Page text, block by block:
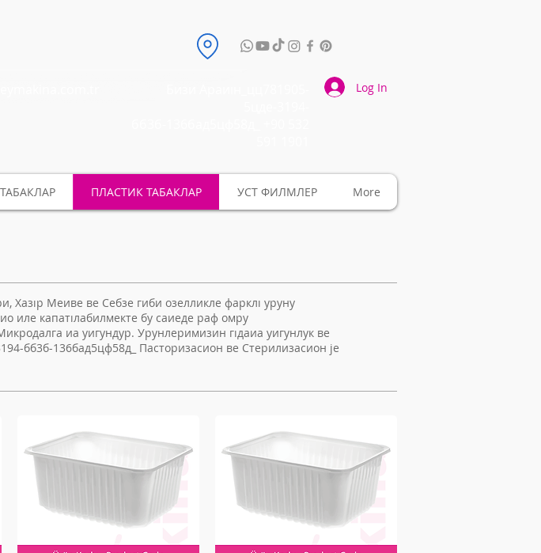
Log In
ПЛАСТИК ТАБАКЛАР УСТ ФИЛМЛЕР More
Хазıр Меиве ве Себзе гиби озелликле фарклı уруну
иле капатıлабилмекте бу саиеде раф омру
иа уигундур. Урунлеримизин гıдаиа уигунлук ве
бб3б-136бад5цф58д_ Пасторизасион ве Стерилизасион је